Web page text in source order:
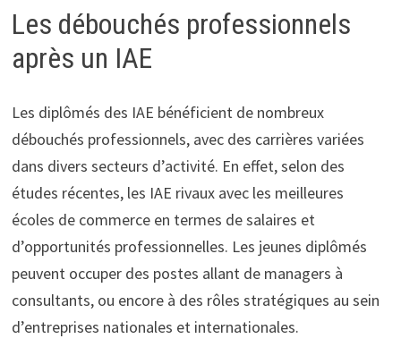
Les débouchés professionnels
après un IAE
Les diplômés des IAE bénéficient de nombreux
débouchés professionnels, avec des carrières variées
dans divers secteurs d’activité. En effet, selon des
études récentes, les IAE rivaux avec les meilleures
écoles de commerce en termes de salaires et
d’opportunités professionnelles. Les jeunes diplômés
peuvent occuper des postes allant de managers à
consultants, ou encore à des rôles stratégiques au sein
d’entreprises nationales et internationales.